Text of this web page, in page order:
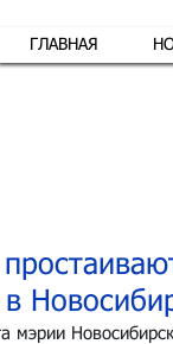
ГЛАВНАЯ
мэрии